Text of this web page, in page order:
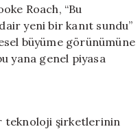
Roach, “Bu
yeni bir kanıt sundu”
büyüme görünümüne
yana genel piyasa
teknoloji şirketlerinin